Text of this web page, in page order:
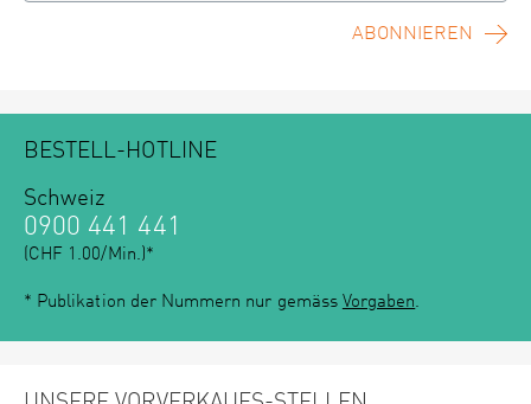
ABONNIEREN
BESTELL-HOTLINE
Schweiz
0900 441 441
(CHF 1.00/Min.)*
* Publikation der Nummern nur gemäss Vorgaben.